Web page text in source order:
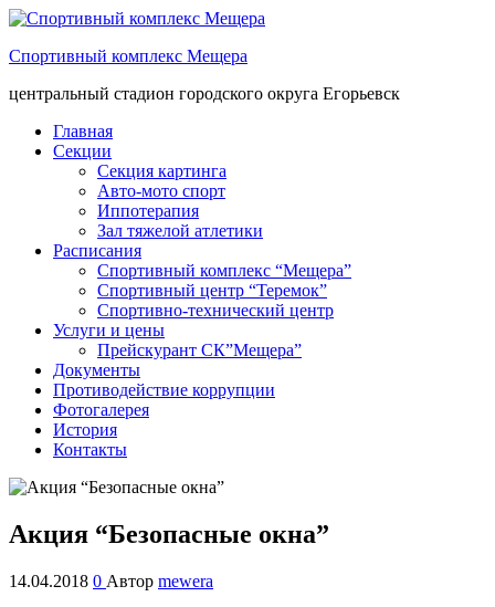
Спортивный комплекс Мещера
центральный стадион городского округа Егорьевск
Главная
Секции
Секция картинга
Авто-мото спорт
Иппотерапия
Зал тяжелой атлетики
Расписания
Спортивный комплекс “Мещера”
Спортивный центр “Теремок”
Спортивно-технический центр
Услуги и цены
Прейскурант СК”Мещера”
Документы
Противодействие коррупции
Фотогалерея
История
Контакты
Акция “Безопасные окна”
14.04.2018 0 Автор mewera